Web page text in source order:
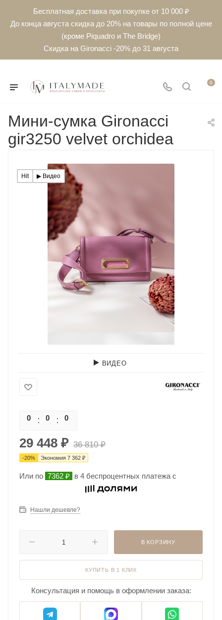
Бесплатная доставка при покупке от 10 000 ₽
До конца августа скидка до 20% на товары по полной цене
(кроме Piquadro и The Bridge)
Скидка на Gironacci -20% до 31 августа
0
Мини-сумка Gironacci
gir3250 velvet orchidea
Hit ▶︎ Видео
ВИДЕО
0 0 0
29 448 ₽ 36 810₽
-20% Экономия 7 362 ₽
Или по 7362 ₽ в 4 беспроцентных платежа с
Нашли дешевле?
В КОРЗИНУ
КУПИТЬ В 1 КЛИК
Консультация и помощь в оформлении заказа: